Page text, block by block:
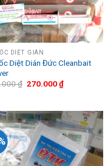
DIỆT GIÁN
Diệt Dián Đức Cleanbait
₫ 270.000₫